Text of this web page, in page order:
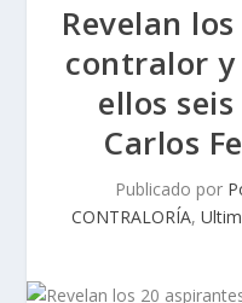
Revelan
contralor
ellos
Carlos
Publicado por
CONTRALORÍA,